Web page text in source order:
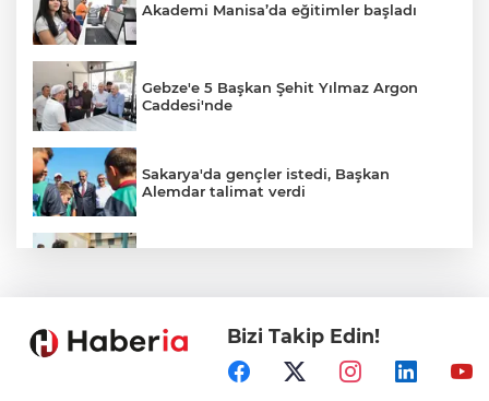
Akademi Manisa’da eğitimler başladı
Gebze'e 5 Başkan Şehit Yılmaz Argon
Caddesi'nde
Sakarya'da gençler istedi, Başkan
Alemdar talimat verdi
Ömer Çelik: 2 yıllık çalışmanın en önemli
aşamasındayız
Bizi Takip Edin!